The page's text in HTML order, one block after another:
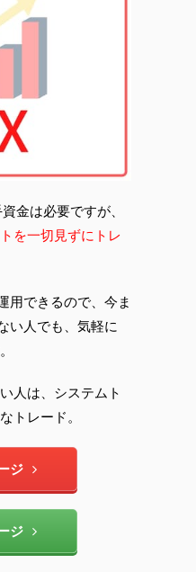
金は必要ですが、
を一切見ずにトレ
用できるので、今ま
い人でも、気軽に
人は、システムト
トレード。
ジ
ジ